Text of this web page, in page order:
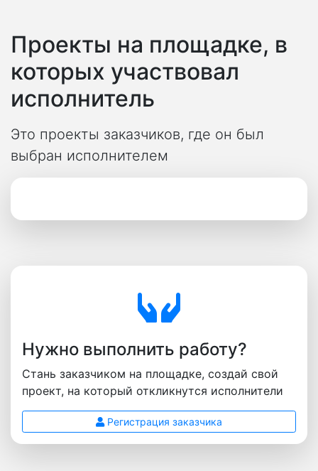
Проекты на площадке, в
которых участвовал
исполнитель
Это проекты заказчиков, где он был
выбран исполнителем
Нужно выполнить работу?
Стань заказчиком на площадке, создай свой
проект, на который откликнутся исполнители
Регистрация заказчика